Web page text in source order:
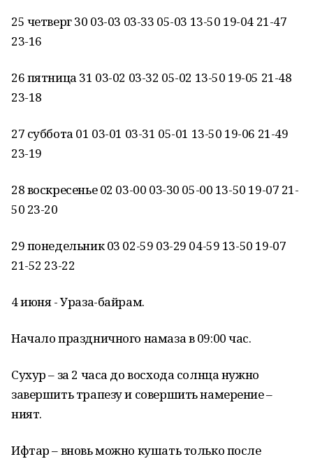
25 четверг 30 03-03 03-33 05-03 13-50 19-04 21-47
23-16
26 пятница 31 03-02 03-32 05-02 13-50 19-05 21-48
23-18
27 суббота 01 03-01 03-31 05-01 13-50 19-06 21-49
23-19
28 воскресенье 02 03-00 03-30 05-00 13-50 19-07 21-
50 23-20
29 понедельник 03 02-59 03-29 04-59 13-50 19-07
21-52 23-22
4 июня - Ураза-байрам.
Начало праздничного намаза в 09:00 час.
Сухур – за 2 часа до восхода солнца нужно
завершить трапезу и совершить намерение –
ният.
Ифтар – вновь можно кушать только после